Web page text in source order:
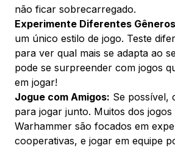
não ficar sobrecarregado.
Experimente Diferentes
um único estilo de jogo. Teste
para ver qual mais se adapta ao
pode se surpreender com jogos
em jogar!
Jogue com Amigos: Se possível,
para jogar junto. Muitos dos
Warhammer são focados em
cooperativas, e jogar em equipe